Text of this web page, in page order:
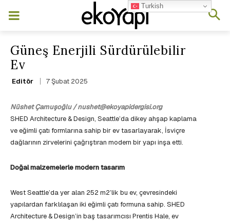
Güneş Enerjili Sürdürülebilir
Ev
Editör 7 Şubat 2025
Nüshet Çamuşoğlu / nushet@ekoyapidergisi.org
SHED Architecture & Design, Seattle’da dikey ahşap kaplama
ve eğimli çatı formlarına sahip bir ev tasarlayarak, İsviçre
dağlarının zirvelerini çağrıştıran modern bir yapı inşa etti.
Doğal malzemelerle modern tasarım
West Seattle’da yer alan 252 m2’lik bu ev, çevresindeki
yapılardan farklılaşan iki eğimli çatı formuna sahip. SHED
Architecture & Design’in baş tasarımcısı Prentis Hale, ev
Turkish